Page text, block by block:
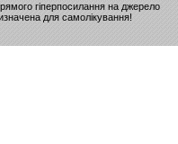
гіперпосилання на джерело
для самолікування!